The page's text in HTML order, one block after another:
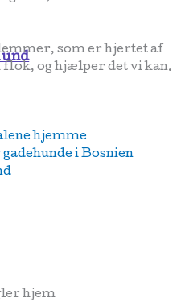
som er hjertet af
og hjælper det vi kan.
hjemme
i Bosnien
hjem